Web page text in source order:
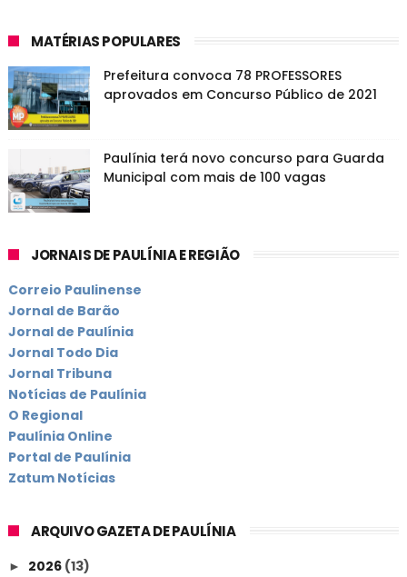
MATÉRIAS POPULARES
Prefeitura convoca 78 PROFESSORES
aprovados em Concurso Público de 2021
Paulínia terá novo concurso para Guarda
Municipal com mais de 100 vagas
JORNAIS DE PAULÍNIA E REGIÃO
Correio Paulinense
Jornal de Barão
Jornal de Paulínia
Jornal Todo Dia
Jornal Tribuna
Notícias de Paulínia
O Regional
Paulínia Online
Portal de Paulínia
Zatum Notícias
ARQUIVO GAZETA DE PAULÍNIA
► 2026 (13)